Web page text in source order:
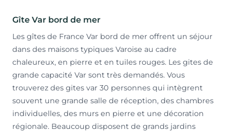
Gîte Var bord de mer
Les gîtes de France Var bord de mer offrent un séjour
dans des maisons typiques Varoise au cadre
chaleureux, en pierre et en tuiles rouges. Les gites de
grande capacité Var sont très demandés. Vous
trouverez des gites var 30 personnes qui intègrent
souvent une grande salle de réception, des chambres
individuelles, des murs en pierre et une décoration
régionale. Beaucoup disposent de grands jardins